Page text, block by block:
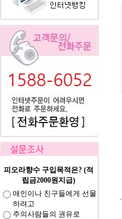
피오라향수 구입목적은? (적
립금2000원지급)
애인이나 친구들에게 선물
하려고
주의사람들의 권유로